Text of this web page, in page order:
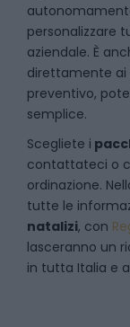
personalizzare
aziendale. È
direttamente ai
preventivo,
semplice.
Scegliete i
contattateci o
ordinazione.
tutte le
natalizi, con
lasceranno un
in tutta Italia e